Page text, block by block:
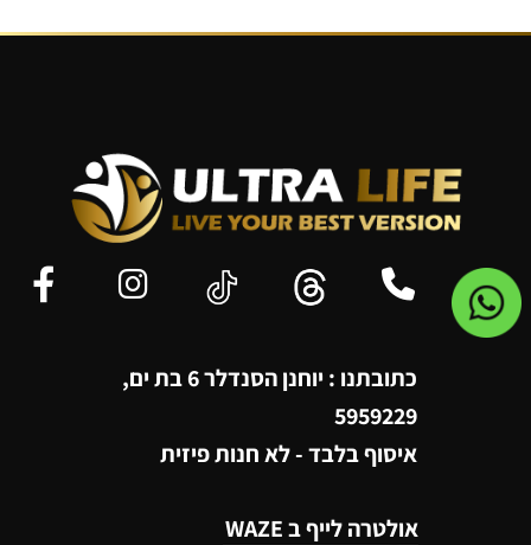
כתובתנו : יוחנן הסנדלר 6 בת ים,
5959229
איסוף בלבד - לא חנות פיזית
אולטרה לייף ב WAZE